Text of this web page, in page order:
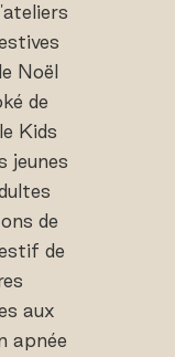
Noël
de
Kids
jeunes
de
de
aux
apnée